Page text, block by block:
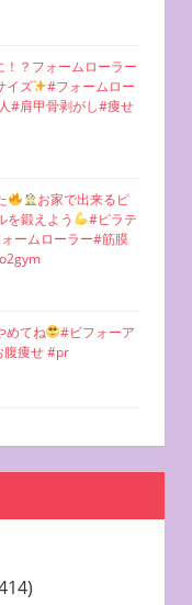
？フォームローラー
イズ
#フォームロー
#肩甲骨剥がし#痩せ
お家で出来るピ
を鍛えよう
#ピラテ
ームローラー#筋膜
めてね
#ビフォーア
腹痩せ #pr